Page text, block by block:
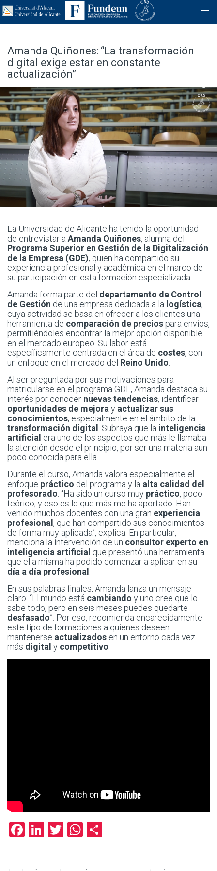
Amanda Quiñones: “La transformación
digital exige estar en constante
actualización”
La Universidad de Alicante ha tenido la oportunidad
de entrevistar a Amanda Quiñones, alumna del
Programa Superior en Gestión de la Digitalización
de la Empresa (GDE), quien ha compartido su
experiencia profesional y académica en el marco de
su participación en esta formación especializada.
Amanda forma parte del departamento de Control
de Gestión de una empresa dedicada a la logística,
cuya actividad se basa en ofrecer a los clientes una
herramienta de comparación de precios para envíos,
permitiéndoles encontrar la mejor opción disponible
en el mercado europeo. Su labor está
específicamente centrada en el área de costes, con
un enfoque en el mercado del Reino Unido
Al ser preguntada por sus motivaciones para
matricularse en el programa GDE, Amanda destaca su
interés por conocer nuevas tendencias, identificar
oportunidades de mejora y actualizar sus
conocimientos, especialmente en el ámbito de la
transformación digital . Subraya que la inteligencia
artificial era uno de los aspectos que más le llamaba
la atención desde el principio, por ser una materia aún
poco conocida para ella.
Durante el curso, Amanda valora especialmente el
enfoque práctico del programa y la alta calidad del
profesorado: “Ha sido un curso muy práctico, poco
teórico, y eso es lo que más me ha aportado. Han
venido muchos docentes con una gran experiencia
profesional, que han compartido sus conocimientos
de forma muy aplicada”, explica. En particular,
menciona la intervención de un consultor experto en
inteligencia artificial que presentó una herramienta
que ella misma ha podido comenzar a aplicar en su
día a día profesional
En sus palabras finales, Amanda lanza un mensaje
claro: “El mundo está cambiando y uno cree que lo
sabe todo, pero en seis meses puedes quedarte
desfasado”. Por eso, recomienda encarecidamente
este tipo de formaciones a quienes deseen
mantenerse actualizados en un entorno cada vez
más digital y competitivo
Facebook
LinkedIn
TwitterWhatsApp